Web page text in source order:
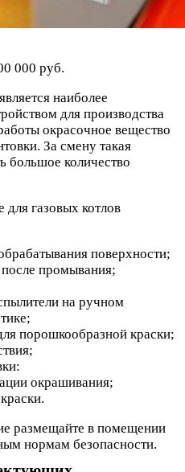
000 руб.
наиболее
для производства
окрасочное вещество
За смену такая
большое количество
газовых котлов
поверхности;
промывания;
на ручном
порошкообразной краски;
окрашивания;
размещайте в помещении
нормам безопасности.